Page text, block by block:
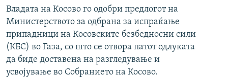
Владата на Косово го одобри предлогот на
Министерството за одбрана за испраќање
припадници на Косовските безбедносни сили
(КБС) во Газа, со што се отвора патот одлуката
да биде доставена на разгледување и
усвојување во Собранието на Косово.